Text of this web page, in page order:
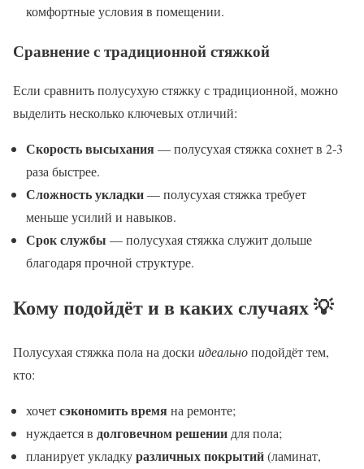
комфортные условия в помещении.
Сравнение с традиционной стяжкой
Если сравнить полусухую стяжку с традиционной, можно
выделить несколько ключевых отличий:
Скорость высыхания— полусухая стяжка сохнет в 2-3
раза быстрее.
Сложность укладки— полусухая стяжка требует
меньше усилий и навыков.
Срок службы — полусухая стяжка служит дольше
благодаря прочной структуре.
Кому подойдёт и в каких случаях 💡
Полусухая стяжка пола на доски идеальноподойдёт тем,
кто:
хочетсэкономить времяна ремонте;
нуждается в долговечном решениидля пола;
планирует укладкуразличных покрытий(ламинат,